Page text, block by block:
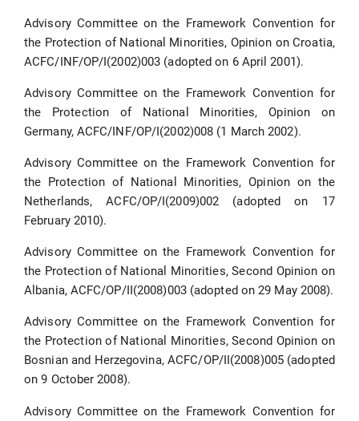
Advisory Committee on the Framework Convention for
the Protection of National Minorities, Opinion on Croatia,
ACFC/INF/OP/I(2002)003 (adopted on 6 April 2001).
Advisory Committee on the Framework Convention for
the Protection of National Minorities, Opinion on
Germany, ACFC/INF/OP/I(2002)008 (1 March 2002).
Advisory Committee on the Framework Convention for
the Protection of National Minorities, Opinion on the
Netherlands, ACFC/OP/I(2009)002 (adopted on 17
February 2010).
Advisory Committee on the Framework Convention for
the Protection of National Minorities, Second Opinion on
Albania, ACFC/OP/II(2008)003 (adopted on 29 May 2008).
Advisory Committee on the Framework Convention for
the Protection of National Minorities, Second Opinion on
Bosnian and Herzegovina, ACFC/OP/II(2008)005 (adopted
on 9 October 2008).
Advisory Committee on the Framework Convention for